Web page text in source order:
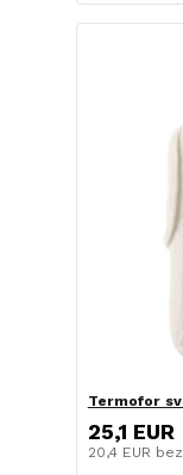
Termofor
25,1 EUR
20,4 EUR